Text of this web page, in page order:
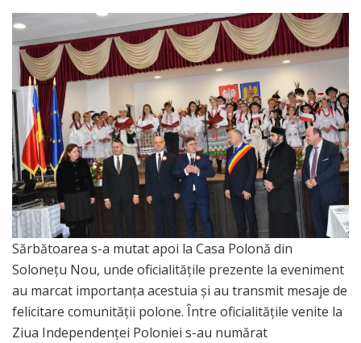
Sărbătoarea s-a mutat apoi la Casa Polonă din
Solonețu Nou, unde oficialitățile prezente la eveniment
au marcat importanța acestuia și au transmit mesaje de
felicitare comunității polone. Între oficialitățile venite la
Ziua Independenței Poloniei s-au numărat